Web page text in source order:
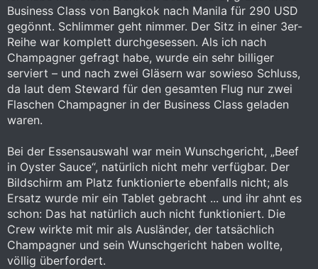
Business Class von Bangkok nach Manila für 290 USD
gegönnt. Schlimmer geht nimmer. Der Sitz in einer 3er-
Reihe war komplett durchgesessen. Als ich nach
Champagner gefragt habe, wurde ein sehr billiger
serviert – und nach zwei Gläsern war sowieso Schluss,
da laut dem Steward für den gesamten Flug nur zwei
Flaschen Champagner in der Business Class geladen
waren.
Bei der Essensauswahl war mein Wunschgericht, „Beef
in Oyster Sauce“, natürlich nicht mehr verfügbar. Der
Bildschirm am Platz funktionierte ebenfalls nicht; als
Ersatz wurde mir ein Tablet gebracht ... und ihr ahnt es
schon: Das hat natürlich auch nicht funktioniert. Die
Crew wirkte mit mir als Ausländer, der tatsächlich
Champagner und sein Wunschgericht haben wollte,
völlig überfordert.